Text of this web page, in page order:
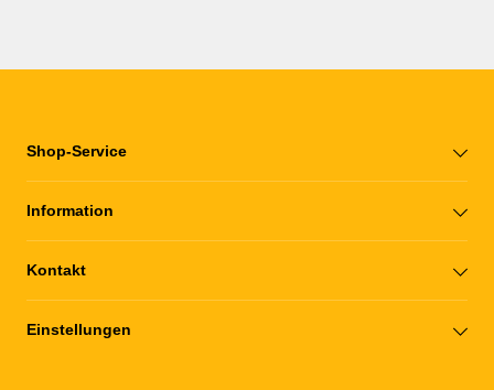
Shop-Service
Information
Kontakt
Einstellungen